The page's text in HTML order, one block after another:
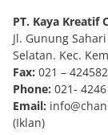
PT. Kaya Kreatif
Jl. Gunung
Selatan. Kec.
Fax: 021 –
Phone: 021-
Email:
(Iklan)